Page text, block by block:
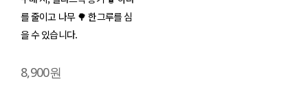
를 줄이고 나무 🌳 한그루를 심
을 수 있습니다.
8,900원